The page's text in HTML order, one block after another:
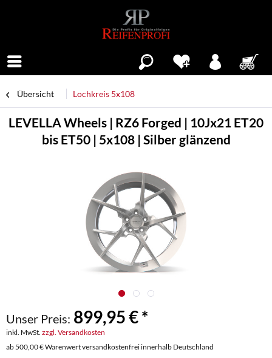
Übersicht Lochkreis 5x108
LEVELLA Wheels | RZ6 Forged | 10Jx21 ET20
bis ET50 | 5x108 | Silber glänzend
Unser Preis: 899,95 € *
inkl. MwSt. zzgl. Versandkosten
ab 500,00 € Warenwert versandkostenfrei innerhalb Deutschland